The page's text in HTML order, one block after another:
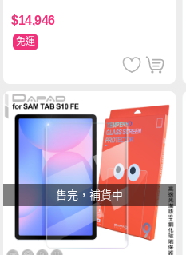
$14,946
免運
售完，補貨中